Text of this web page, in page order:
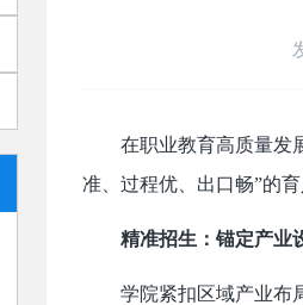
在职业教育高质量发
准、过程优、出口畅”的
精准招生：锚定产业
学院紧扣区域产业布